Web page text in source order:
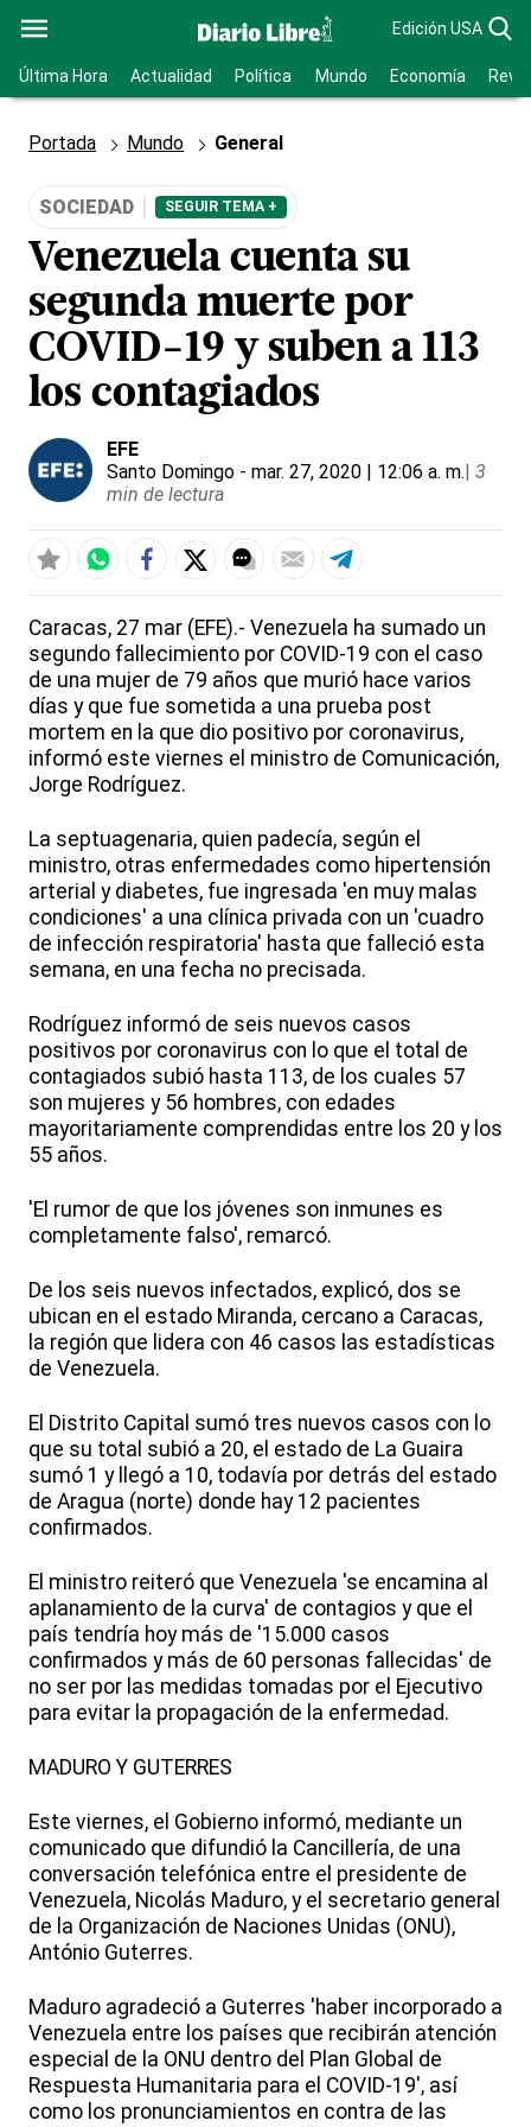
Edición USA
Última Hora Actualidad Política Mundo Economía
Portada Mundo General
SOCIEDAD SEGUIR TEMA +
Venezuela cuenta su
segunda muerte por
COVID-19 y suben a 113
los contagiados
EFE
Santo Domingo - mar. 27, 2020 | 12:06 a. m.| 3
min de lectura
Caracas, 27 mar (EFE).- Venezuela ha sumado un
segundo fallecimiento por COVID-19 con el caso
de una mujer de 79 años que murió hace varios
días y que fue sometida a una prueba post
mortem en la que dio positivo por coronavirus,
informó este viernes el ministro de Comunicación,
Jorge Rodríguez.
La septuagenaria, quien padecía, según el
ministro, otras enfermedades como hipertensión
arterial y diabetes, fue ingresada 'en muy malas
condiciones' a una clínica privada con un 'cuadro
de infección respiratoria' hasta que falleció esta
semana, en una fecha no precisada.
Rodríguez informó de seis nuevos casos
positivos por coronavirus con lo que el total de
contagiados subió hasta 113, de los cuales 57
son mujeres y 56 hombres, con edades
mayoritariamente comprendidas entre los 20 y los
55 años.
'El rumor de que los jóvenes son inmunes es
completamente falso', remarcó.
De los seis nuevos infectados, explicó, dos se
ubican en el estado Miranda, cercano a Caracas,
la región que lidera con 46 casos las estadísticas
de Venezuela.
El Distrito Capital sumó tres nuevos casos con lo
que su total subió a 20, el estado de La Guaira
sumó 1 y llegó a 10, todavía por detrás del estado
de Aragua (norte) donde hay 12 pacientes
confirmados.
El ministro reiteró que Venezuela 'se encamina al
aplanamiento de la curva' de contagios y que el
país tendría hoy más de '15.000 casos
confirmados y más de 60 personas fallecidas' de
no ser por las medidas tomadas por el Ejecutivo
para evitar la propagación de la enfermedad.
MADURO Y GUTERRES
Este viernes, el Gobierno informó, mediante un
comunicado que difundió la Cancillería, de una
conversación telefónica entre el presidente de
Venezuela, Nicolás Maduro, y el secretario general
de la Organización de Naciones Unidas (ONU),
António Guterres.
Maduro agradeció a Guterres 'haber incorporado a
Venezuela entre los países que recibirán atención
especial de la ONU dentro del Plan Global de
Respuesta Humanitaria para el COVID-19', así
como los pronunciamientos en contra de las